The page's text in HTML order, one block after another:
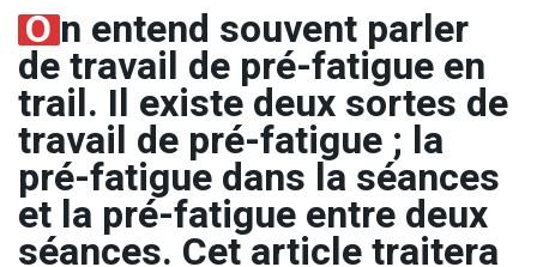
On entend souvent parler
de travail de pré-fatigue en
trail. Il existe deux sortes de
travail de pré-fatigue ; la
pré-fatigue dans la séances
et la pré-fatigue entre deux
séances. Cet article traitera